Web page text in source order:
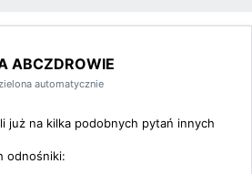
ABCZDROWIE
automatycznie
już na kilka podobnych pytań innych
odnośniki: